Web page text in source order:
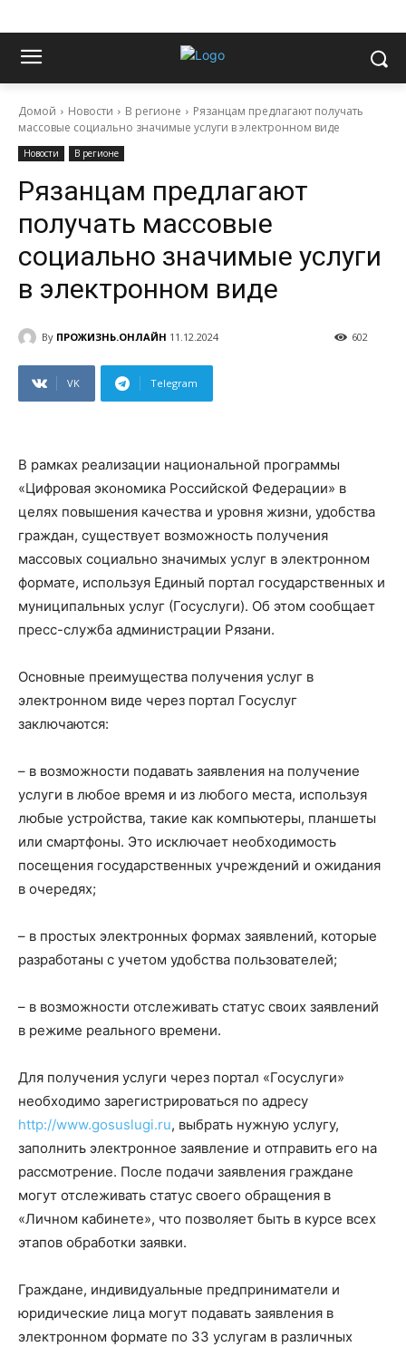
Домой Новости В регионе
Рязанцам предлагают получать
массовые социально значимые услуги в электронном виде
Новости В регионе
Рязанцам предлагают
получать массовые
социально значимые услуги
в электронном виде
By ПРОЖИЗНЬ.ОНЛАЙН 11.12.2024 602
VK Telegram
В рамках реализации национальной программы
«Цифровая экономика Российской Федерации» в
целях повышения качества и уровня жизни, удобства
граждан, существует возможность получения
массовых социально значимых услуг в электронном
формате, используя Единый портал государственных и
муниципальных услуг (Госуслуги). Об этом сообщает
пресс-служба администрации Рязани.
Основные преимущества получения услуг в
электронном виде через портал Госуслуг
заключаются:
– в возможности подавать заявления на получение
услуги в любое время и из любого места, используя
любые устройства, такие как компьютеры, планшеты
или смартфоны. Это исключает необходимость
посещения государственных учреждений и ожидания
в очередях;
– в простых электронных формах заявлений, которые
разработаны с учетом удобства пользователей;
– в возможности отслеживать статус своих заявлений
в режиме реального времени.
Для получения услуги через портал «Госуслуги»
необходимо зарегистрироваться по адресу
http://www.gosuslugi.ru, выбрать нужную услугу,
заполнить электронное заявление и отправить его на
рассмотрение. После подачи заявления граждане
могут отслеживать статус своего обращения в
«Личном кабинете», что позволяет быть в курсе всех
этапов обработки заявки.
Граждане, индивидуальные предприниматели и
юридические лица могут подавать заявления в
электронном формате по 33 услугам в различных